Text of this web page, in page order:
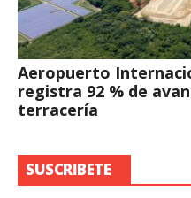
Aeropuerto
registra 92 % de
terracería
SUSCRIBETE